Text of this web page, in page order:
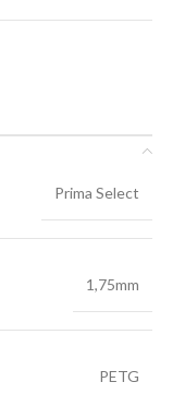
Prima Select
1,75mm
PETG